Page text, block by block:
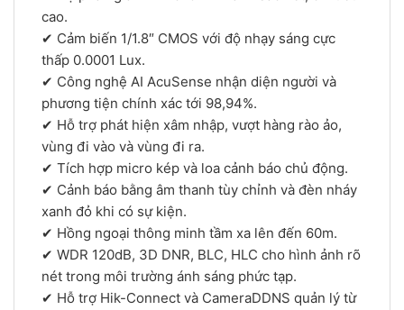
cao.
✔ Cảm biến 1/1.8″ CMOS với độ nhạy sáng cực
thấp 0.0001 Lux.
✔ Công nghệ AI AcuSense nhận diện người và
phương tiện chính xác tới 98,94%.
✔ Hỗ trợ phát hiện xâm nhập, vượt hàng rào ảo,
vùng đi vào và vùng đi ra.
✔ Tích hợp micro kép và loa cảnh báo chủ động.
✔ Cảnh báo bằng âm thanh tùy chỉnh và đèn nháy
xanh đỏ khi có sự kiện.
✔ Hồng ngoại thông minh tầm xa lên đến 60m.
✔ WDR 120dB, 3D DNR, BLC, HLC cho hình ảnh rõ
nét trong môi trường ánh sáng phức tạp.
✔ Hỗ trợ Hik-Connect và CameraDDNS quản lý từ